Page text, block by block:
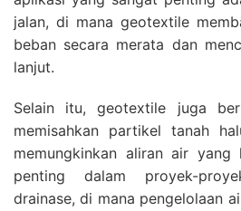
jalan, di mana geotextile
beban secara merata dan
lanjut.
Selain itu, geotextile juga
memisahkan partikel tanah
memungkinkan aliran air
penting dalam proyek-
drainase, di mana pengelolaan